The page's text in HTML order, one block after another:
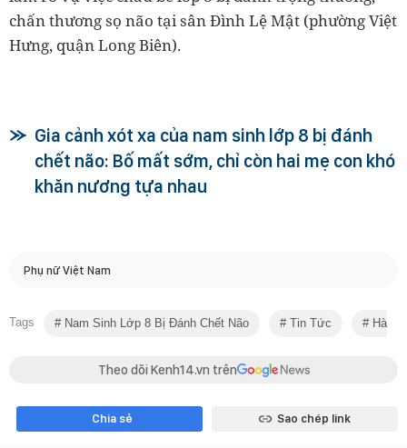
chấn thương sọ não tại sân Đình Lệ Mật (phường Việt
Hưng, quận Long Biên).
Gia cảnh xót xa của nam sinh lớp 8 bị đánh
chết não: Bố mất sớm, chỉ còn hai mẹ con khó
khăn nương tựa nhau
Phụ nữ Việt Nam
Tags Nam Sinh Lớp 8 Bị Đánh Chết Não Tin Tức Hà Nội
Theo dõi Kenh14.vn trên
Chia sẻ Sao chép link